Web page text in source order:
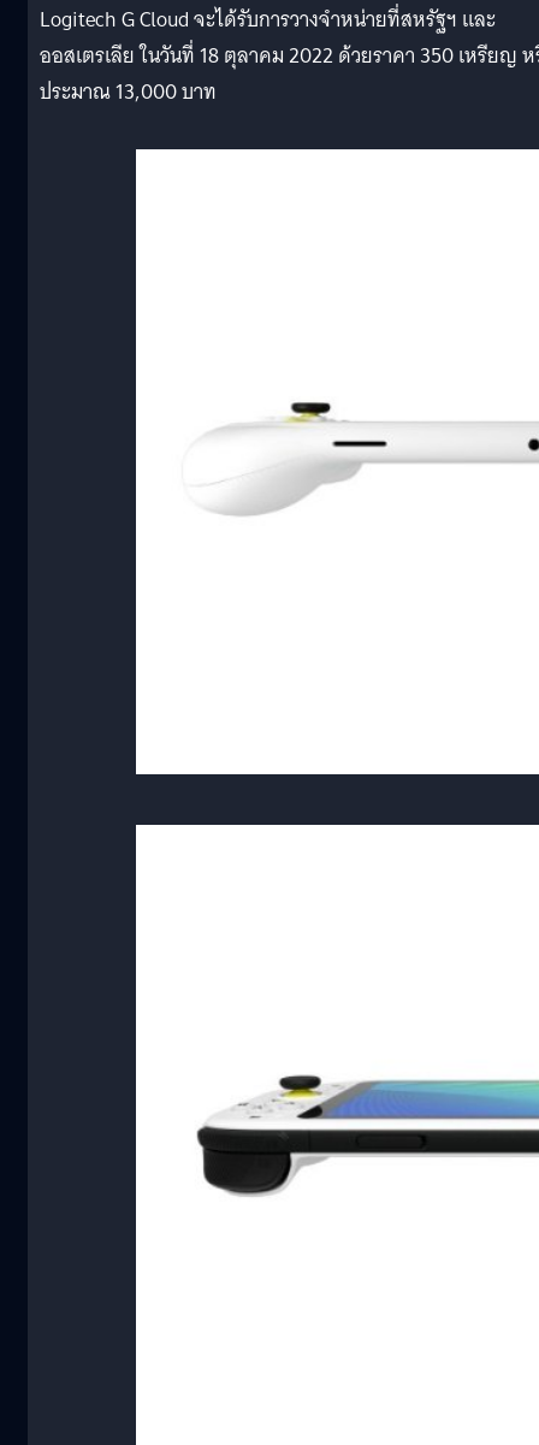
Logitech G Cloud จะได้รับการวางจำหน่ายที่สหรัฐฯ และ
ออสเตรเลีย ในวันที่ 18 ตุลาคม 2022 ด้วยราคา 350 เหรียญ
ประมาณ 13,000 บาท